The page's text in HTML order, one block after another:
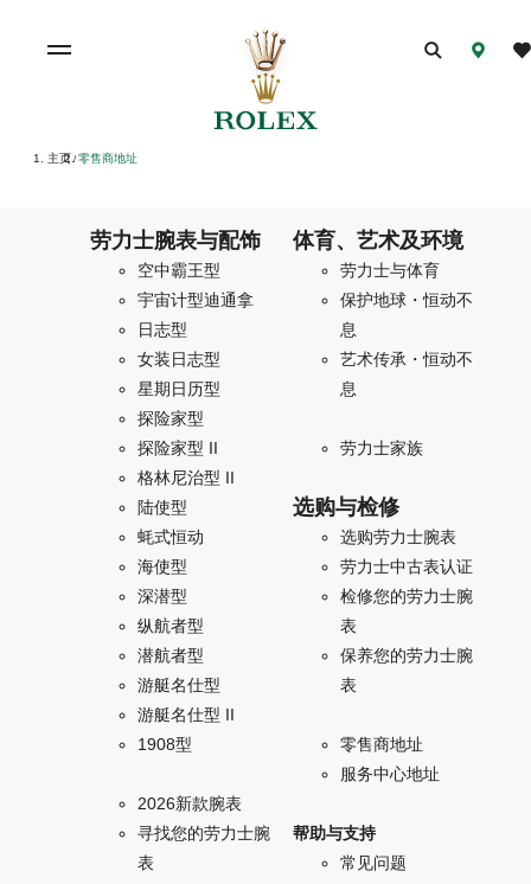
主页/ 零售商地址
劳力士腕表与配饰
空中霸王型
宇宙计型迪通拿
日志型
女装日志型
星期日历型
探险家型
探险家型 II
格林尼治型 II
陆使型
蚝式恒动
海使型
深潜型
纵航者型
潜航者型
游艇名仕型
游艇名仕型 II
1908型
2026新款腕表
寻找您的劳力士腕
表
体育、艺术及环境
劳力士与体育
保护地球・恒动不
息
艺术传承・恒动不
息
劳力士家族
选购与检修
选购劳力士腕表
劳力士中古表认证
检修您的劳力士腕
表
保养您的劳力士腕
表
零售商地址
服务中心地址
帮助与支持
常见问题